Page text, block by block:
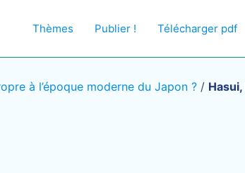
Thèmes Publier ! Télécharger pdf
à l’époque moderne du Japon ? /